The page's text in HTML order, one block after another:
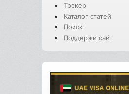
Трекер
Каталог статей
Поиск
Поддержи сайт